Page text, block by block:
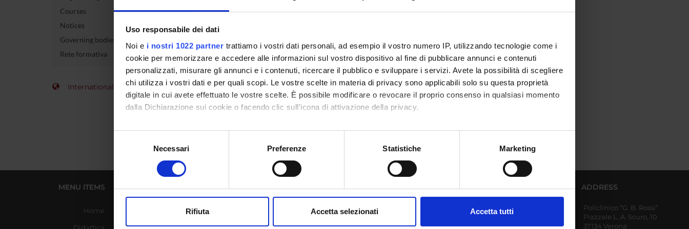
Uso responsabile dei dati
Noi e i nostri 1022 partner trattiamo i vostri dati personali, ad esempio il vostro numero IP, utilizzando tecnologie come i
cookie per memorizzare e accedere alle informazioni sul vostro dispositivo al fine di pubblicare annunci e contenuti
personalizzati, misurare gli annunci e i contenuti, ricercare il pubblico e sviluppare i servizi. Avete la possibilità di scegliere
chi utilizza i vostri dati e per quali scopi. Le vostre scelte in materia di privacy sono applicabili solo su questa proprietà
digitale in cui avete effettuato le vostre scelte. È possibile modificare o revocare il proprio consenso in qualsiasi momento
dalla Dichiarazione sui cookie o facendo clic sull'icona di attivazione della privacy.
Con il tuo consenso, vorremmo anche:
raccogliere informazioni sulla tua posizione geografica, con un'approssimazione di qualche metro,
digitali).
modificare o ritirare il tuo consenso in qualsiasi momento dalla Dichiarazione sui cookie.
Necessari Preferenze Statistiche Marketing
Rifiuta Accetta selezionati Accetta tutti
Courses
Notices
Governing bodies
Rete formativa
International Students
Academic sector MED/18 - CHIRURGIA GENERALE
MENU ITEMS
Home
USEFUL LINKS
Azienda Ospedaliera
AFFERENT DEPARTMENTS
Diagnostics and Public
ADDRESS
Policlinico “G. B. Rossi”
Piazzale L. A. Scuro, 10
37134 Verona